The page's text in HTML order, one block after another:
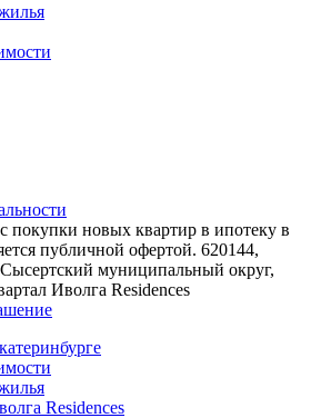
покупки новых квартир в ипотеку в
публичной офертой. 620144,
Сысертский муниципальный округ,
Иволга Residences
Residences